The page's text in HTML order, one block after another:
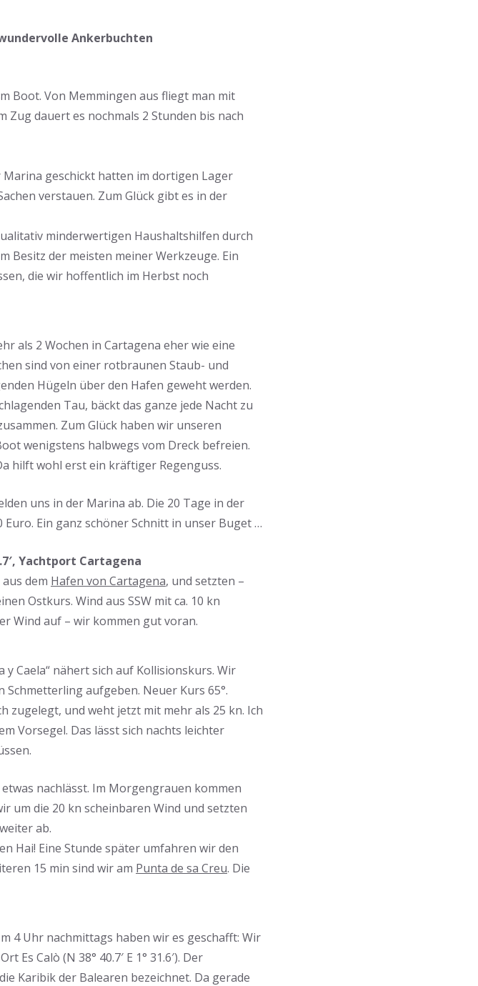
Ankerbuchten
Boot. Von Memmingen aus fliegt man mit
Zug dauert es nochmals 2 Stunden bis nach
Marina geschickt hatten im dortigen Lager
verstauen. Zum Glück gibt es in der
minderwertigen Haushaltshilfen durch
Besitz der meisten meiner Werkzeuge. Ein
die wir hoffentlich im Herbst noch
als 2 Wochen in Cartagena eher wie eine
sind von einer rotbraunen Staub- und
Hügeln über den Hafen geweht werden.
Tau, bäckt das ganze jede Nacht zu
Zum Glück haben wir unseren
wenigstens halbwegs vom Dreck befreien.
hilft wohl erst ein kräftiger Regenguss.
uns in der Marina ab. Die 20 Tage in der
Ein ganz schöner Schnitt in unser Buget …
Yachtport Cartagena
dem Hafen von Cartagena, und setzten –
Ostkurs. Wind aus SSW mit ca. 10 kn
Wind auf – wir kommen gut voran.
y Caela“ nähert sich auf Kollisionskurs. Wir
aufgeben. Neuer Kurs 65°.
zugelegt, und weht jetzt mit mehr als 25 kn. Ich
Vorsegel. Das lässt sich nachts leichter
nachlässt. Im Morgengrauen kommen
um die 20 kn scheinbaren Wind und setzten
ab.
Hai! Eine Stunde später umfahren wir den
15 min sind wir am Punta de sa Creu. Die
4 Uhr nachmittags haben wir es geschafft: Wir
Es Calò (N 38° 40.7′ E 1° 31.6′). Der
Karibik der Balearen bezeichnet. Da gerade